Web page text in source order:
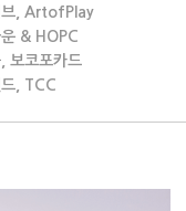
브, ArtofPlay
& HOPC
보코포카드
, TCC